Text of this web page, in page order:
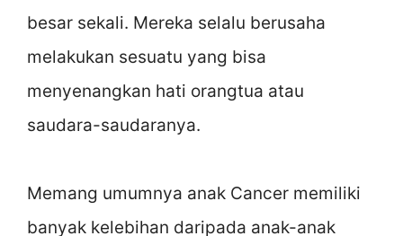
besar sekali. Mereka selalu berusaha
melakukan sesuatu yang bisa
menyenangkan hati orangtua atau
saudara-saudaranya.
Memang umumnya anak Cancer memiliki
banyak kelebihan daripada anak-anak